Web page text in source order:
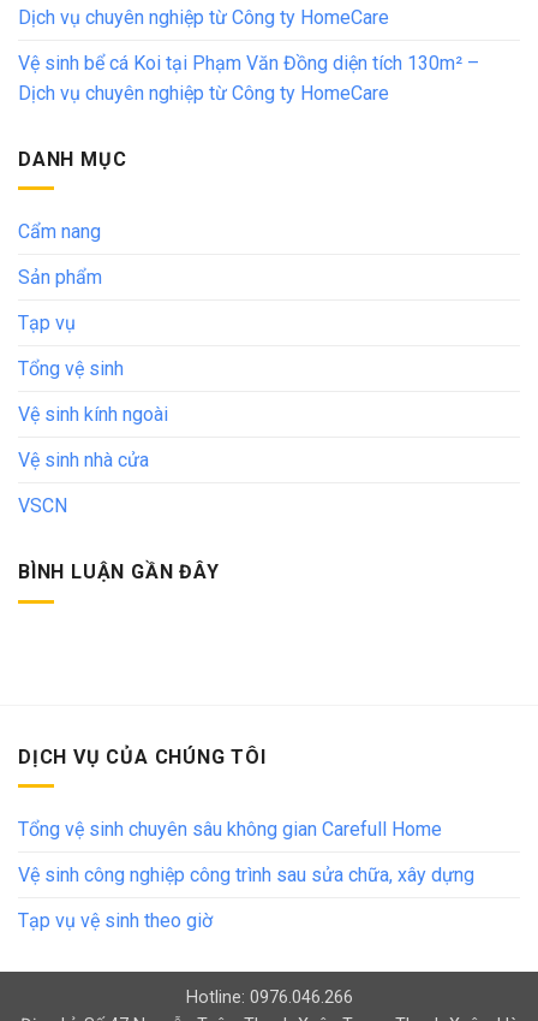
Dịch vụ chuyên nghiệp từ Công ty HomeCare
Vệ sinh bể cá Koi tại Phạm Văn Đồng diện tích 130m² –
Dịch vụ chuyên nghiệp từ Công ty HomeCare
DANH MỤC
Cẩm nang
Sản phẩm
Tạp vụ
Tổng vệ sinh
Vệ sinh kính ngoài
Vệ sinh nhà cửa
VSCN
BÌNH LUẬN GẦN ĐÂY
DỊCH VỤ CỦA CHÚNG TÔI
Tổng vệ sinh chuyên sâu không gian Carefull Home
Vệ sinh công nghiệp công trình sau sửa chữa, xây dựng
Tạp vụ vệ sinh theo giờ
Hotline: 0976.046.266